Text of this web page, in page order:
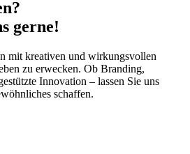
gerne!
mit kreativen und wirkungsvollen
zu erwecken. Ob Branding,
Innovation – lassen Sie uns
schaffen.